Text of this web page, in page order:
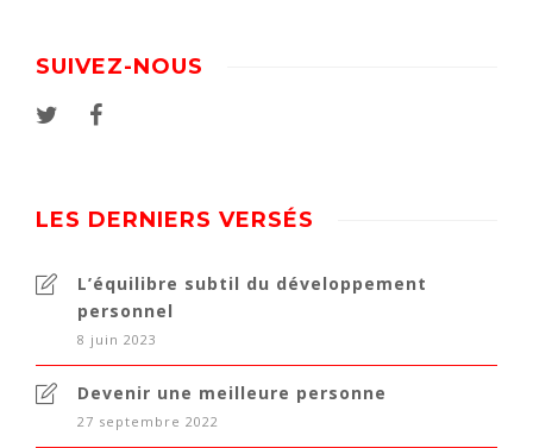
SUIVEZ-NOUS
LES DERNIERS VERSÉS
L’équilibre subtil du développement
personnel
8 juin 2023
Devenir une meilleure personne
27 septembre 2022